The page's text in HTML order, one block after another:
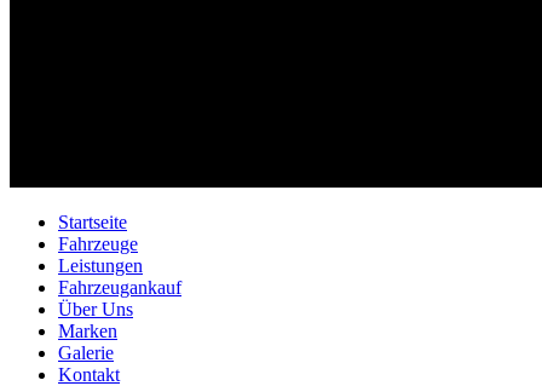
Startseite
Fahrzeuge
Leistungen
Fahrzeugankauf
Über Uns
Marken
Galerie
Kontakt